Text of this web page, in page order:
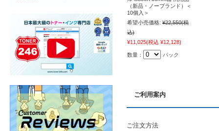
（新品・ノーブランド）＜
10個入＞
希望小売価格: ¥22,550(税
込)
¥11,025(税込 ¥12,128)
数量： パック
ご利用案内
ご注文方法